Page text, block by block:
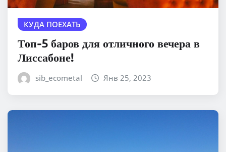
КУДА ПОЕХАТЬ
Топ-5 баров для отличного вечера в
Лиссабоне!
sib_ecometal Янв 25, 2023